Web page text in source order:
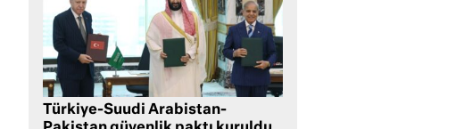
Türkiye-Suudi Arabistan-